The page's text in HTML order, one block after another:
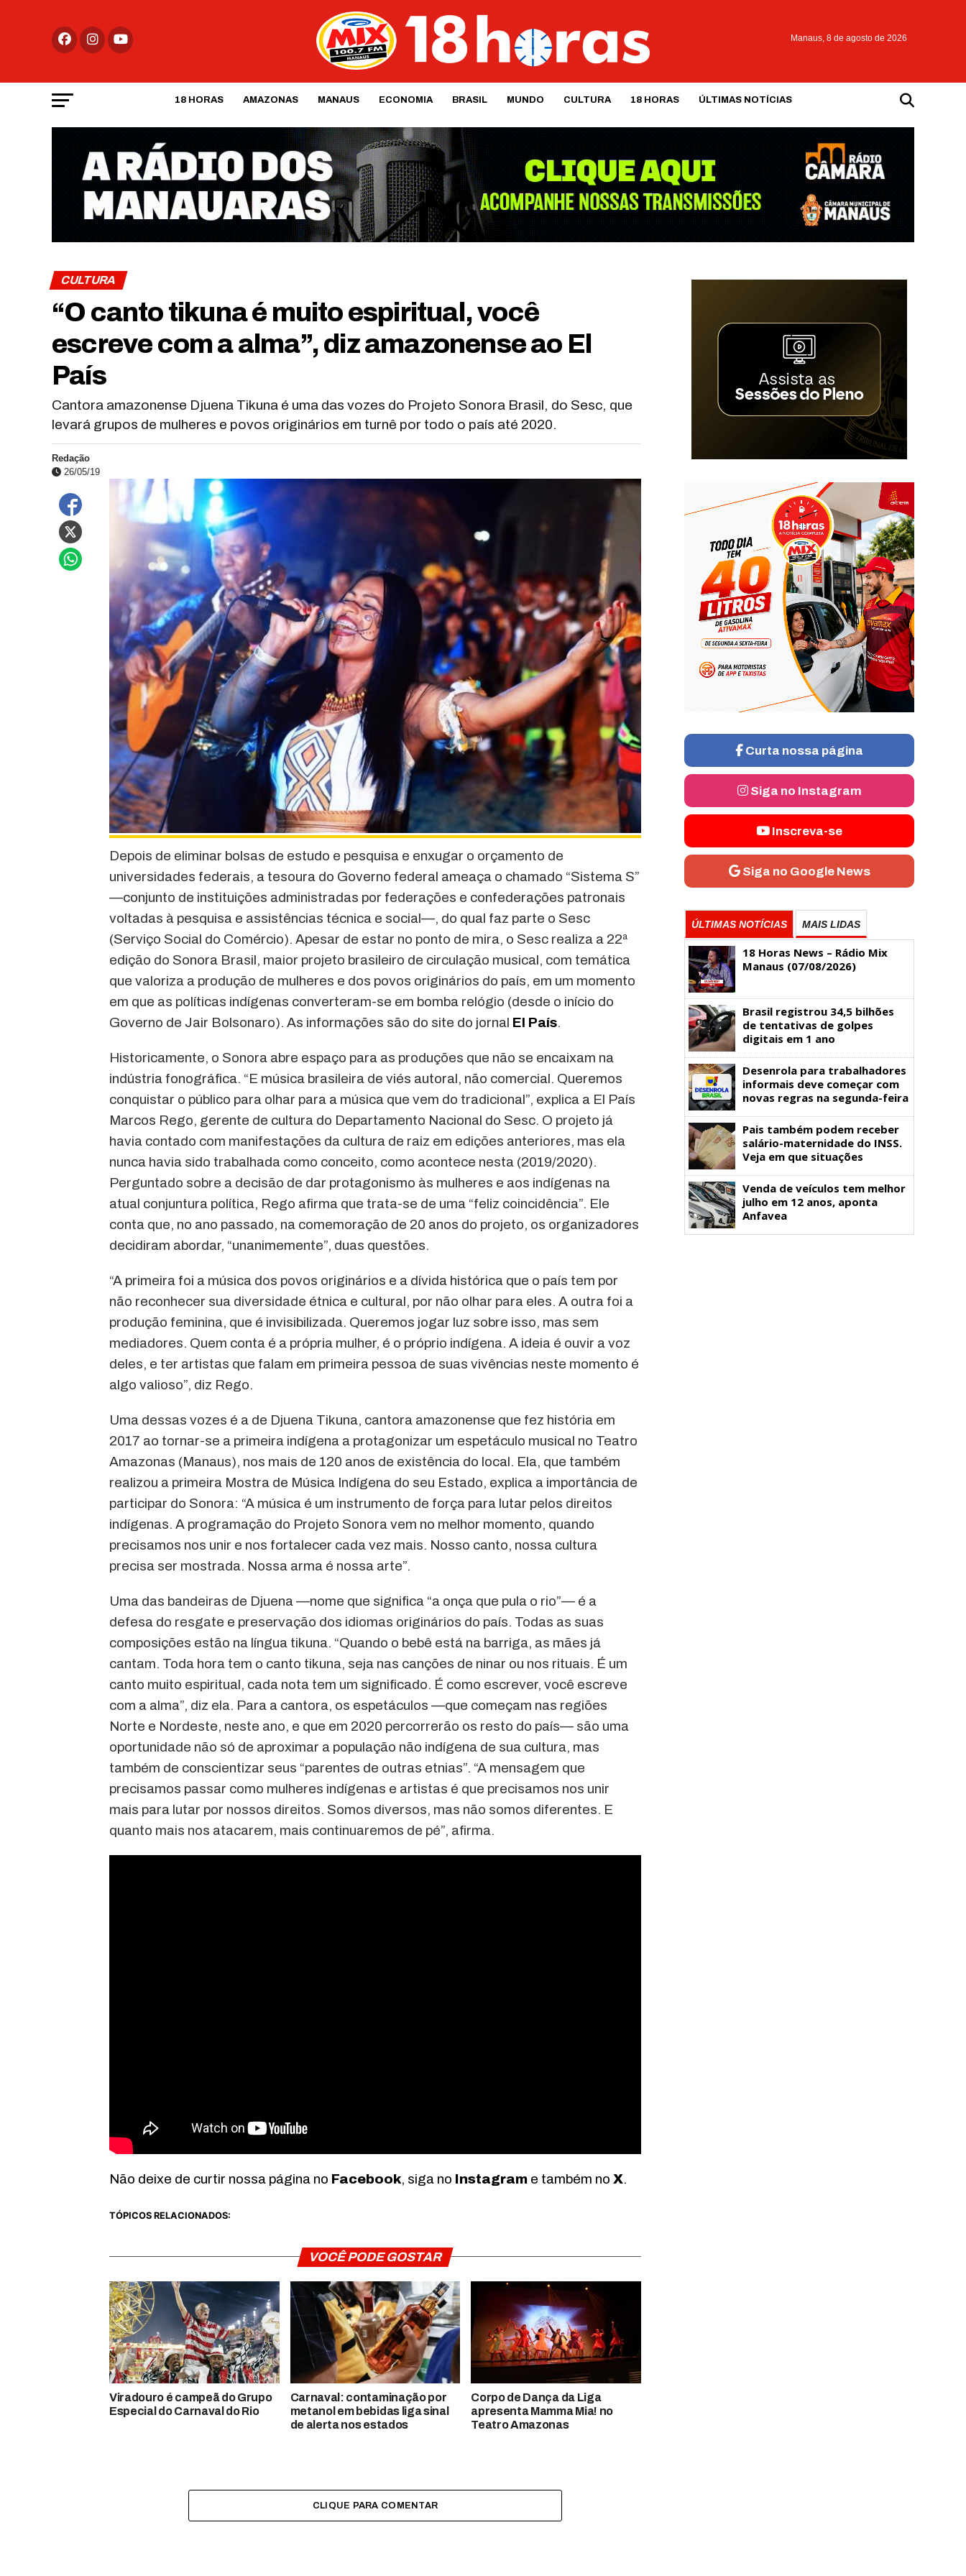
Manaus, 8 de agosto de 2026
18 HORAS AMAZONAS MANAUS ECONOMIA BRASIL MUNDO CULTURA 18 HORAS ÚLTIMAS NOTÍCIAS
CULTURA
“O canto tikuna é muito espiritual, você
escreve com a alma”, diz amazonense ao El
País
Cantora amazonense Djuena Tikuna é uma das vozes do Projeto Sonora Brasil, do Sesc, que
levará grupos de mulheres e povos originários em turnê por todo o país até 2020.
Redação
26/05/19
Depois de eliminar bolsas de estudo e pesquisa e enxugar o orçamento de
universidades federais, a tesoura do Governo federal ameaça o chamado “Sistema S”
—conjunto de instituições administradas por federações e confederações patronais
voltadas à pesquisa e assistências técnica e social—, do qual faz parte o Sesc
(Serviço Social do Comércio). Apesar de estar no ponto de mira, o Sesc realiza a 22ª
edição do Sonora Brasil, maior projeto brasileiro de circulação musical, com temática
que valoriza a produção de mulheres e dos povos originários do país, em um momento
em que as políticas indígenas converteram-se em bomba relógio (desde o início do
Governo de Jair Bolsonaro). As informações são do site do jornal El País.
Historicamente, o Sonora abre espaço para as produções que não se encaixam na
indústria fonográfica. “E música brasileira de viés autoral, não comercial. Queremos
conquistar o público para olhar para a música que vem do tradicional”, explica a El País
Marcos Rego, gerente de cultura do Departamento Nacional do Sesc. O projeto já
havia contado com manifestações da cultura de raiz em edições anteriores, mas ela
nunca havia sido trabalhada como conceito, como acontece nesta (2019/2020).
Perguntado sobre a decisão de dar protagonismo às mulheres e aos indígenas na
atual conjuntura política, Rego afirma que trata-se de uma “feliz coincidência”. Ele
conta que, no ano passado, na comemoração de 20 anos do projeto, os organizadores
decidiram abordar, “unanimemente”, duas questões.
“A primeira foi a música dos povos originários e a dívida histórica que o país tem por
não reconhecer sua diversidade étnica e cultural, por não olhar para eles. A outra foi a
produção feminina, que é invisibilizada. Queremos jogar luz sobre isso, mas sem
mediadores. Quem conta é a própria mulher, é o próprio indígena. A ideia é ouvir a voz
deles, e ter artistas que falam em primeira pessoa de suas vivências neste momento é
algo valioso”, diz Rego.
Uma dessas vozes é a de Djuena Tikuna, cantora amazonense que fez história em
2017 ao tornar-se a primeira indígena a protagonizar um espetáculo musical no Teatro
Amazonas (Manaus), nos mais de 120 anos de existência do local. Ela, que também
realizou a primeira Mostra de Música Indígena do seu Estado, explica a importância de
participar do Sonora: “A música é um instrumento de força para lutar pelos direitos
indígenas. A programação do Projeto Sonora vem no melhor momento, quando
precisamos nos unir e nos fortalecer cada vez mais. Nosso canto, nossa cultura
precisa ser mostrada. Nossa arma é nossa arte”.
Uma das bandeiras de Djuena —nome que significa “a onça que pula o rio”— é a
defesa do resgate e preservação dos idiomas originários do país. Todas as suas
composições estão na língua tikuna. “Quando o bebê está na barriga, as mães já
cantam. Toda hora tem o canto tikuna, seja nas canções de ninar ou nos rituais. É um
canto muito espiritual, cada nota tem um significado. É como escrever, você escreve
com a alma”, diz ela. Para a cantora, os espetáculos —que começam nas regiões
Norte e Nordeste, neste ano, e que em 2020 percorrerão os resto do país— são uma
oportunidade não só de aproximar a população não indígena de sua cultura, mas
também de conscientizar seus “parentes de outras etnias”. “A mensagem que
precisamos passar como mulheres indígenas e artistas é que precisamos nos unir
mais para lutar por nossos direitos. Somos diversos, mas não somos diferentes. E
quanto mais nos atacarem, mais continuaremos de pé”, afirma.
Não deixe de curtir nossa página no Facebook, siga no Instagram e também no X.
TÓPICOS RELACIONADOS:
VOCÊ PODE GOSTAR
Viradouro é campeã do Grupo
Especial do Carnaval do Rio
Carnaval: contaminação por
metanol em bebidas liga sinal
de alerta nos estados
Corpo de Dança da Liga
apresenta Mamma Mia! no
Teatro Amazonas
CLIQUE PARA COMENTAR
Curta nossa página
Siga no Instagram
Inscreva-se
Siga no Google News
ÚLTIMAS NOTÍCIAS MAIS LIDAS
18 Horas News​​​​​​​​​​​​ – Rádio Mix
Manaus (07/08/2026)
Brasil registrou 34,5 bilhões
de tentativas de golpes
digitais em 1 ano
Desenrola para trabalhadores
informais deve começar com
novas regras na segunda-feira
Pais também podem receber
salário-maternidade do INSS.
Veja em que situações
Venda de veículos tem melhor
julho em 12 anos, aponta
Anfavea